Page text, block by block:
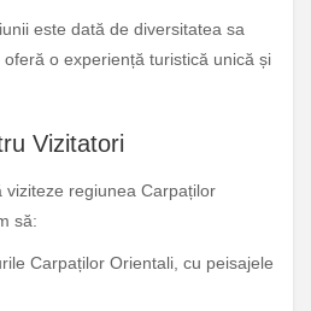
este dată de diversitatea sa
o experiență turistică unică și
Vizitatori
viziteze regiunea Carpaților
să:
Carpaților Orientali, cu peisajele